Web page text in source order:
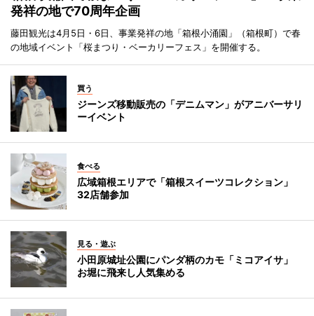
発祥の地で70周年企画
藤田観光は4月5日・6日、事業発祥の地「箱根小涌園」（箱根町）で春
の地域イベント「桜まつり・ベーカリーフェス」を開催する。
買う
ジーンズ移動販売の「デニムマン」がアニバーサリ
ーイベント
食べる
広域箱根エリアで「箱根スイーツコレクション」
32店舗参加
見る・遊ぶ
小田原城址公園にパンダ柄のカモ「ミコアイサ」
お堀に飛来し人気集める